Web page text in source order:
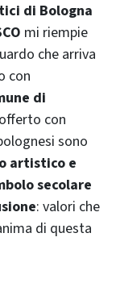
di Bologna
mi riempie
che arriva
con
di
con
sono
artistico e
secolare
: valori che
di questa